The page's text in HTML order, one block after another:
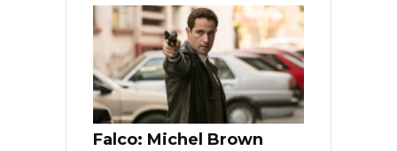
Falco: Michel Brown